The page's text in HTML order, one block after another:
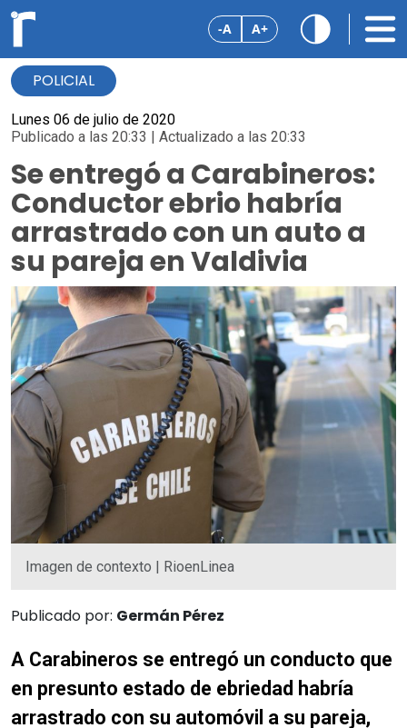
-A A+
POLICIAL
Lunes 06 de julio de 2020
Publicado a las 20:33 | Actualizado a las 20:33
Se entregó a Carabineros:
Conductor ebrio habría
arrastrado con un auto a
su pareja en Valdivia
Imagen de contexto | RioenLinea
Publicado por: Germán Pérez
A Carabineros se entregó un conducto que
en presunto estado de ebriedad habría
arrastrado con su automóvil a su pareja,